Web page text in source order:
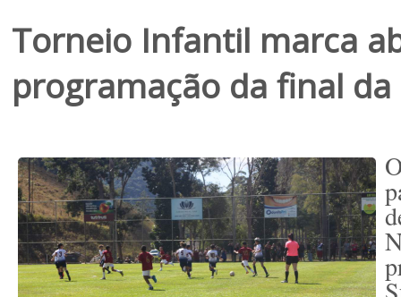
Torneio Infantil marca
programação da final da